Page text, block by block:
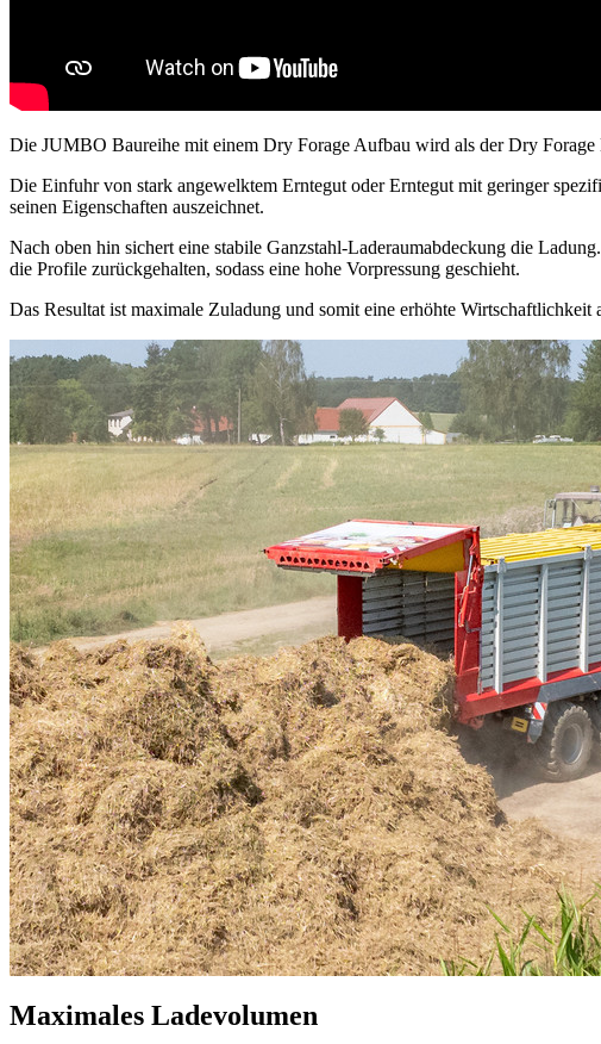
Die JUMBO Baureihe mit einem Dry Forage Aufbau wird als der Dry
Die Einfuhr von stark angewelktem Erntegut oder Erntegut mit geringer
seinen Eigenschaften auszeichnet.
Nach oben hin sichert eine stabile Ganzstahl-Laderaumabdeckung die
die Profile zurückgehalten, sodass eine hohe Vorpressung geschieht.
Das Resultat ist maximale Zuladung und somit eine erhöhte Wirtschaftlichkeit
Maximales Ladevolumen